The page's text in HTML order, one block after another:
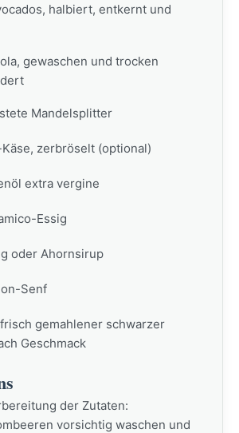
halbiert, entkernt und
gewaschen und trocken
Mandelsplitter
zerbröselt (optional)
extra vergine
Essig
oder Ahornsirup
Senf
gemahlener schwarzer
Geschmack
der Zutaten:
vorsichtig waschen und